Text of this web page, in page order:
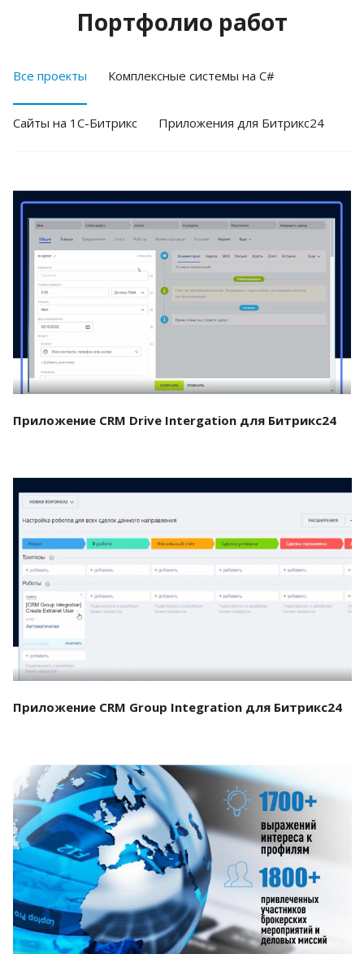
Портфолио работ
Все проекты Комплексные системы на C#
Cайты на 1С-Битрикс Приложения для Битрикс24
Смотреть проект
Приложение CRM Drive Intergation для Битрикс24
Смотреть проект
Приложение CRM Group Integration для Битрикс24
Смотреть проект